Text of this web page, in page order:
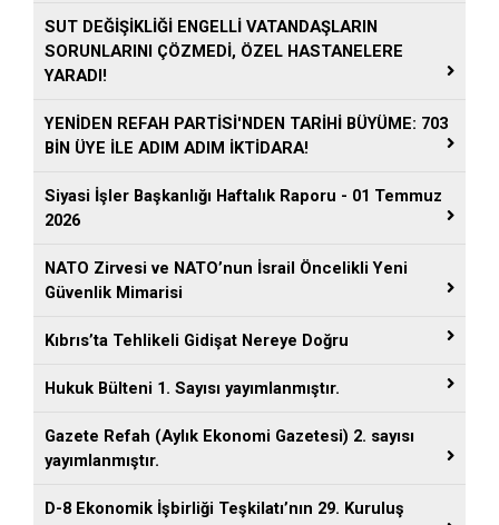
SUT DEĞİŞİKLİĞİ ENGELLİ VATANDAŞLARIN
SORUNLARINI ÇÖZMEDİ, ÖZEL HASTANELERE
YARADI!
YENİDEN REFAH PARTİSİ'NDEN TARİHİ BÜYÜME: 703
BİN ÜYE İLE ADIM ADIM İKTİDARA!
Siyasi İşler Başkanlığı Haftalık Raporu - 01 Temmuz
2026
NATO Zirvesi ve NATO’nun İsrail Öncelikli Yeni
Güvenlik Mimarisi
Kıbrıs’ta Tehlikeli Gidişat Nereye Doğru
Hukuk Bülteni 1. Sayısı yayımlanmıştır.
Gazete Refah (Aylık Ekonomi Gazetesi) 2. sayısı
yayımlanmıştır.
D-8 Ekonomik İşbirliği Teşkilatı’nın 29. Kuruluş